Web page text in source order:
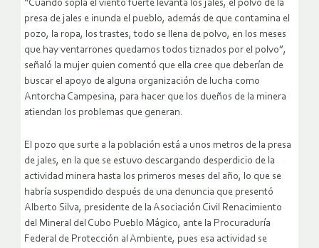
“Cuando sopla el viento fuerte levanta los jales, el polvo de la
presa de jales e inunda el pueblo, además de que contamina el
pozo, la ropa, los trastes, todo se llena de polvo, en los meses
que hay ventarrones quedamos todos tiznados por el polvo”,
señaló la mujer quien comentó que ella cree que deberían de
buscar el apoyo de alguna organización de lucha como
Antorcha Campesina, para hacer que los dueños de la minera
atiendan los problemas que generan.
El pozo que surte a la población está a unos metros de la presa
de jales, en la que se estuvo descargando desperdicio de la
actividad minera hasta los primeros meses del año, lo que se
habría suspendido después de una denuncia que presentó
Alberto Silva, presidente de la Asociación Civil Renacimiento
del Mineral del Cubo Pueblo Mágico, ante la Procuraduría
Federal de Protección al Ambiente, pues esa actividad se